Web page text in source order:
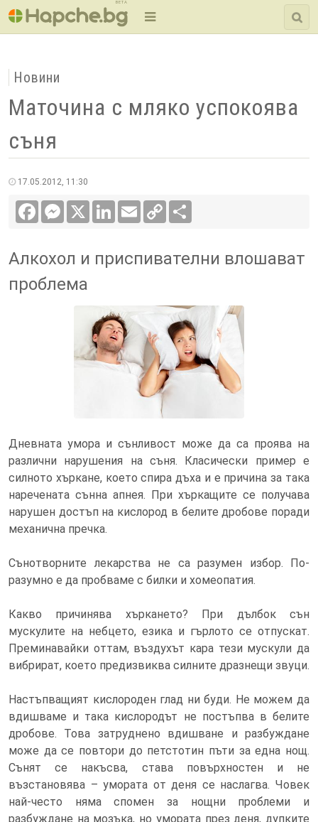
BETA
Новини
Маточина с мляко успокоява
съня
17.05.2012, 11:30
FacebookMessenger LinkedInEmail
Copy
Link
Алкохол и приспивателни влошават
проблема
Хъркането причинява кислороден
глад, който ни буди до петстотин
пъти за една нощ
Дневната умора и сънливост може да са проява на
различни нарушения на съня. Класически пример е
силното хъркане, което спира дъха и е причина за така
наречената сънна апнея. При хъркащите се получава
нарушен достъп на кислород в белите дробове поради
механична пречка.
Сънотворните лекарства не са разумен избор. По-
разумно е да пробваме с билки и хомеопатия.
Какво причинява хъркането? При дълбок сън
мускулите на небцето, езика и гърлото се отпускат.
Преминавайки оттам, въздухът кара тези мускули да
вибрират, което предизвиква силните дразнещи звуци.
Настъпващият кислороден глад ни буди. Не можем да
вдишваме и така кислородът не постъпва в белите
дробове. Това затруднено вдишване и разбуждане
може да се повтори до петстотин пъти за една нощ.
Сънят се накъсва, става повърхностен и не
възстановява – умората от деня се наслагва. Човек
най-често няма спомен за нощни проблеми и
разбуждане на мозъка, но умората през деня, дупките